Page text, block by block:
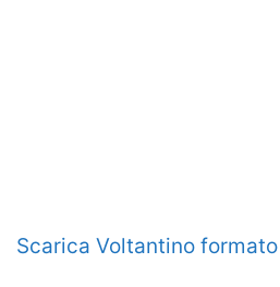
Scarica Voltantino